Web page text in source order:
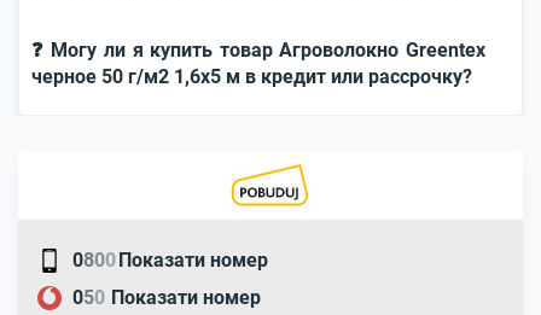
❓ Могу ли я купить товар Агроволокно Greentex
черное 50 г/м2 1,6x5 м в кредит или рассрочку?
0800Показати номер
050 Показати номер